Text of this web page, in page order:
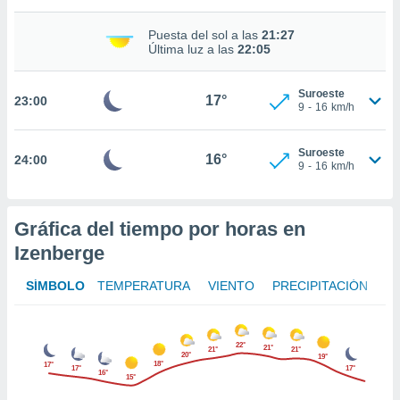
similares
como
posible
traten tus
en
interés
su
Puesta del sol a las 21:27
Última luz a las 22:05
23:00 17°
Suroeste
9 - 16 km/h
24:00 16°
Suroeste
9 - 16 km/h
Gráfica del tiempo por horas en
Izenberge
SÍMBOLO TEMPERATURA VIENTO PRECIPITACIÓN
17° 17°
16°
15°
18°
20°
21°
22° 21°
21°
19°
17°